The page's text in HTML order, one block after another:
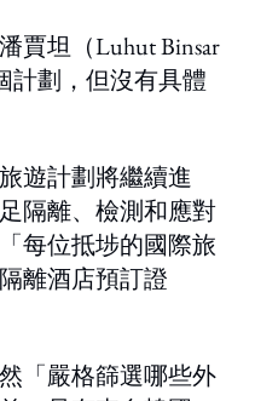
賈坦（Luhut Binsar
計劃，但沒有具體
遊計劃將繼續進
隔離、檢測和應對
每位抵埗的國際旅
離酒店預訂證
「嚴格篩選哪些外